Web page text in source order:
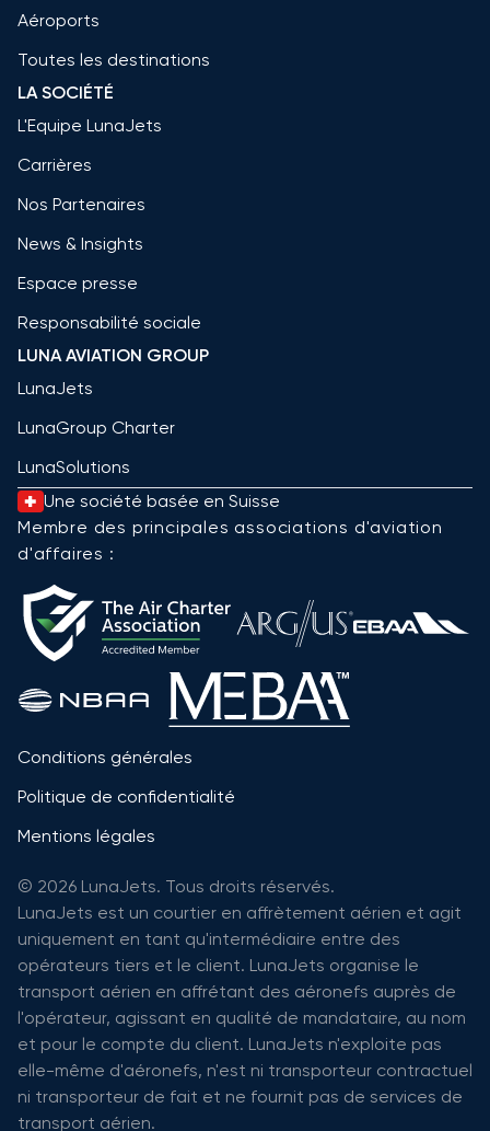
Aéroports
Toutes les destinations
LA SOCIÉTÉ
L'Equipe LunaJets
Carrières
Nos Partenaires
News & Insights
Espace presse
Responsabilité sociale
LUNA AVIATION GROUP
LunaJets
LunaGroup Charter
LunaSolutions
Une société basée en Suisse
Membre des principales associations d'aviation
d'affaires :
Conditions générales
Politique de confidentialité
Mentions légales
© 2026 LunaJets. Tous droits réservés.
LunaJets est un courtier en affrètement aérien et agit
uniquement en tant qu'intermédiaire entre des
opérateurs tiers et le client. LunaJets organise le
transport aérien en affrétant des aéronefs auprès de
l'opérateur, agissant en qualité de mandataire, au nom
et pour le compte du client. LunaJets n'exploite pas
elle-même d'aéronefs, n'est ni transporteur contractuel
ni transporteur de fait et ne fournit pas de services de
transport aérien.